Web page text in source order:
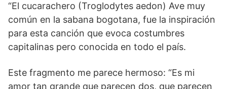
“El cucarachero (Troglodytes aedon) Ave muy
común en la sabana bogotana, fue la inspiración
para esta canción que evoca costumbres
capitalinas pero conocida en todo el país.
Este fragmento me parece hermoso: “Es mi
amor tan grande que parecen dos, que parecen